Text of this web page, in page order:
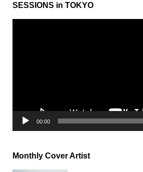
SESSIONS in TOKYO
00:00
Monthly Cover Artist